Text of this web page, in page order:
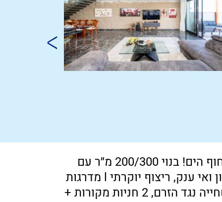
למכירה בפרויקט קיסרית בגבעת אולגה, דו משפחתי 5 חדרים במרחק 200 מטר מחוף הים! בנוי 200/300 מ״ר עם
זכויות נוספות, חלל אירוח מרווח בעיצוב משגע, מטבח מפואר עם המון שטחי אחסון ואי ענק, ריצוף יוקרתי l מדרגות
מרחפות, סוויטת הורים מפנקת עם חדר רחצה, בריכת שחייה 24 מ״ר עם מערכת שחייה נגד הזרם, 2 חניות מקורות +